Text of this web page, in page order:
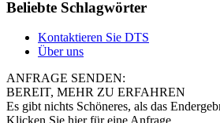
Beliebte Schlagwörter
Kontaktieren Sie DTS
Über uns
ANFRAGE SENDEN:
BEREIT, MEHR ZU ERFAHREN
Es gibt nichts Schöneres, als das